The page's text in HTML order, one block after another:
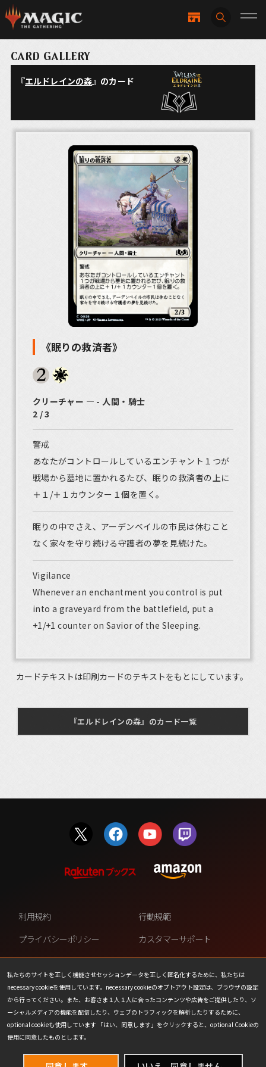
CARD GALLERY
『エルドレインの森』のカード
《眠りの救済者》
クリーチャー ― - 人間・騎士
2 / 3
警戒
あなたがコントロールしているエンチャント１つが
戦場から墓地に置かれるたび、眠りの救済者の上に
＋１/＋１カウンター１個を置く。
眠りの中でさえ、アーデンベイルの市民は休むこと
なく家々を守り続ける守護者の夢を見続けた。
Vigilance
Whenever an enchantment you control is put
into a graveyard from the battlefield, put a
+1/+1 counter on Savior of the Sleeping.
カードテキストは印刷カードのテキストをもとにしています。
『エルドレインの森』のカード一覧
私たちのサイトを正しく機能させセッションデータを正しく匿名化するために、私たちは
necessary cookieを使用しています。necessary cookieのオプトアウト設定は、ブラウザの設定
から行ってください。また、お客さま１人１人に合ったコンテンツや広告をご提供したり、ソ
ーシャルメディアの機能を配信したり、ウェブのトラフィックを解析したりするために、
optional cookieも使用しています 「はい、同意します」をクリックすると、optional Cookieの
使用に同意したものとします。
利用規約
行動規範
プライバシーポリシー
カスタマーサポート
ファンコンテンツ・ポリシー
個人情報の販売や共有を許可し
ない
COOKIE
プレスリリース
会社情報
お問い合わせ